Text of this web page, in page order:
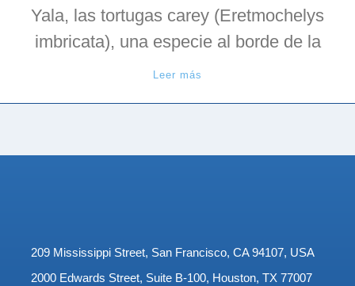
Yala, las tortugas carey (Eretmochelys
imbricata), una especie al borde de la
Leer más
209 Mississippi Street, San Francisco, CA 94107, USA
2000 Edwards Street, Suite B-100, Houston, TX 77007